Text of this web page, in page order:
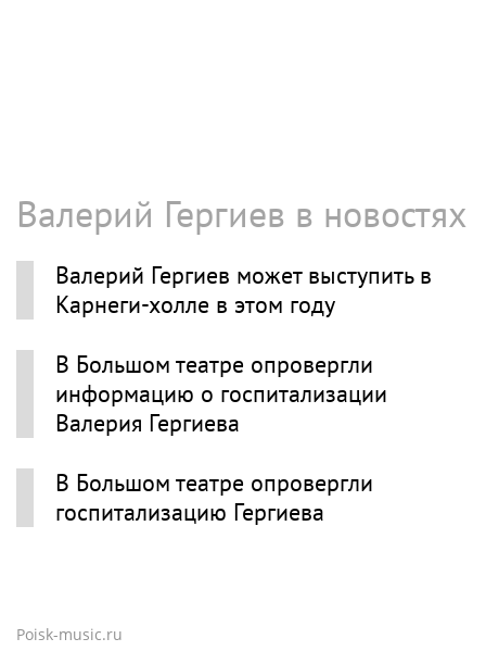
Валерий Гергиев в новостях
Валерий Гергиев может выступить в
Карнеги-холле в этом году
В Большом театре опровергли
информацию о госпитализации
Валерия Гергиева
В Большом театре опровергли
госпитализацию Гергиева
Poisk-music.ru